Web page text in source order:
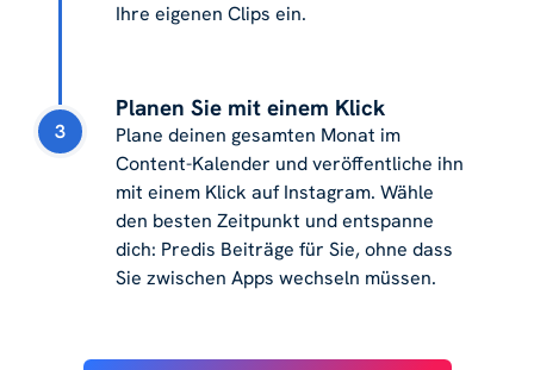
Ihre eigenen Clips ein.
3
Planen Sie mit einem Klick
Plane deinen gesamten Monat im
Content-Kalender und veröffentliche ihn
mit einem Klick auf Instagram. Wähle
den besten Zeitpunkt und entspanne
dich: Predis Beiträge für Sie, ohne dass
Sie zwischen Apps wechseln müssen.